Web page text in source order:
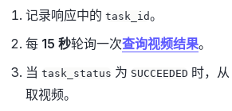
记录响应中的 task_id。
每 15 秒轮询一次查询视频结果。
当 task_status 为 SUCCEEDED 时，从
取视频。